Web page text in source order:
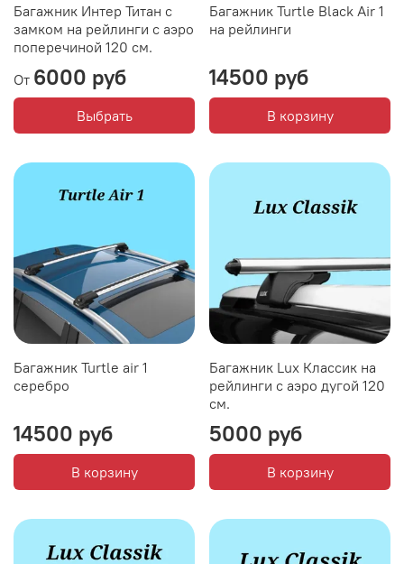
Багажник Интер Титан с
замком на рейлинги с аэро
поперечиной 120 см.
От 6000 руб
Выбрать
Багажник Turtle Black Air 1
на рейлинги
14500 руб
В корзину
Багажник Turtle air 1
серебро
14500 руб
В корзину
Багажник Lux Классик на
рейлинги с аэро дугой 120
см.
5000 руб
В корзину